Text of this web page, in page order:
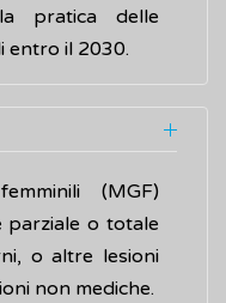
pratica delle
entro il 2030.
(MGF)
parziale o totale
o altre lesioni
non mediche.